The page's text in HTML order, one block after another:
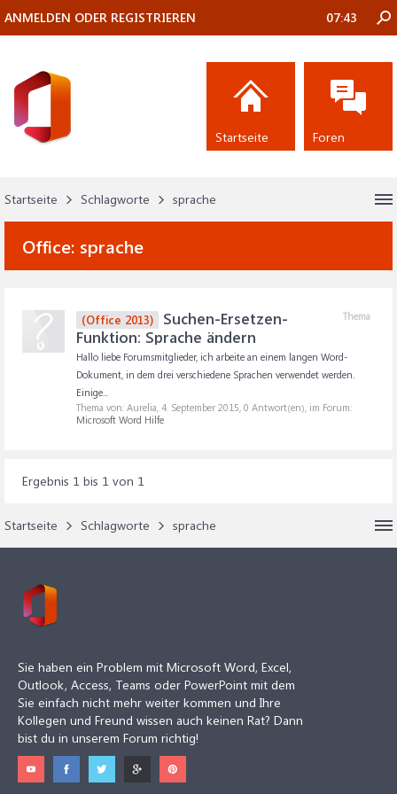
Startseite Schlagworte sprache
Office: sprache
Thema
(Office 2013)
Suchen-Ersetzen-
Funktion: Sprache ändern
Hallo liebe Forumsmitglieder, ich arbeite an einem langen Word-
Dokument, in dem drei verschiedene Sprachen verwendet werden.
Einige...
Thema von: Aurelia, 4. September 2015, 0 Antwort(en), im Forum:
Microsoft Word Hilfe
Ergebnis 1 bis 1 von 1
Startseite Schlagworte sprache
ANMELDEN ODER REGISTRIEREN 07:43
Startseite Foren
Sie haben ein Problem mit Microsoft Word, Excel,
Outlook, Access, Teams oder PowerPoint mit dem
Sie einfach nicht mehr weiter kommen und Ihre
Kollegen und Freund wissen auch keinen Rat? Dann
bist du in unserem Forum richtig!